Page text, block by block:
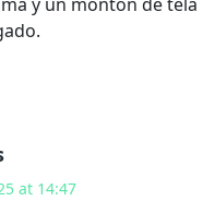
at 14:47